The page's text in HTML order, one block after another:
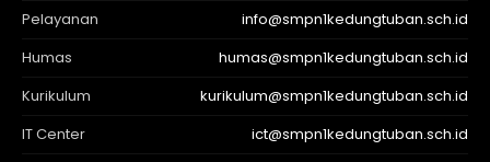
Pelayanan
info@smpn1kedungtuban.sch.id
Humas
humas@smpn1kedungtuban.sch.id
Kurikulum
kurikulum@smpn1kedungtuban.sch.id
IT Center
ict@smpn1kedungtuban.sch.id